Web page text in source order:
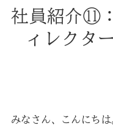
社員紹介⑪
ィレクタ
みなさん、こんにちは